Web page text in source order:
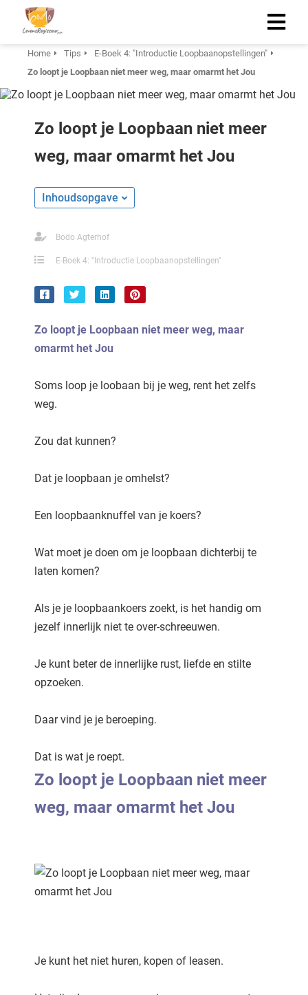
Home Tips
E-Boek 4: "Introductie Loopbaanopstellingen"
Zo loopt je Loopbaan niet meer weg, maar omarmt het Jou
Zo loopt je Loopbaan niet meer
weg, maar omarmt het Jou
Inhoudsopgave
Bodo Agterhof
E-Boek 4: "Introductie Loopbaanopstellingen"
Zo loopt je Loopbaan niet meer weg, maar
omarmt het Jou
Soms loop je loobaan bij je weg, rent het zelfs
weg.
Zou dat kunnen?
Dat je loopbaan je omhelst?
Een loopbaanknuffel van je koers?
Wat moet je doen om je loopbaan dichterbij te
laten komen?
Als je je loopbaankoers zoekt, is het handig om
jezelf innerlijk niet te over-schreeuwen.
Je kunt beter de innerlijke rust, liefde en stilte
opzoeken.
Daar vind je je beroeping.
Dat is wat je roept.
Zo loopt je Loopbaan niet meer
weg, maar omarmt het Jou
Je kunt het niet huren, kopen of leasen.